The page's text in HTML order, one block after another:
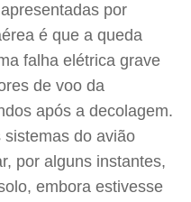
por
é que a queda
falha elétrica grave
de voo da
após a decolagem.
do avião
por alguns instantes,
embora estivesse